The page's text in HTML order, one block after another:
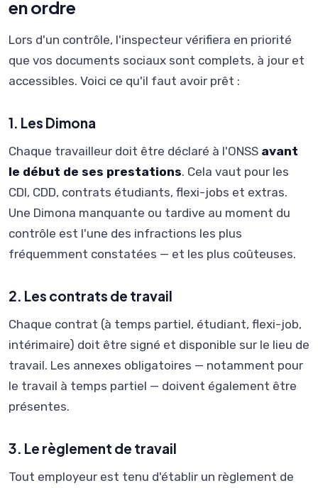
en ordre
Lors d'un contrôle, l'inspecteur vérifiera en priorité
que vos documents sociaux sont complets, à jour et
accessibles. Voici ce qu'il faut avoir prêt :
1. Les Dimona
Chaque travailleur doit être déclaré à l'ONSS avant
le début de ses prestations. Cela vaut pour les
CDI, CDD, contrats étudiants, flexi-jobs et extras.
Une Dimona manquante ou tardive au moment du
contrôle est l'une des infractions les plus
fréquemment constatées — et les plus coûteuses.
2. Les contrats de travail
Chaque contrat (à temps partiel, étudiant, flexi-job,
intérimaire) doit être signé et disponible sur le lieu de
travail. Les annexes obligatoires — notamment pour
le travail à temps partiel — doivent également être
présentes.
3. Le règlement de travail
Tout employeur est tenu d'établir un règlement de